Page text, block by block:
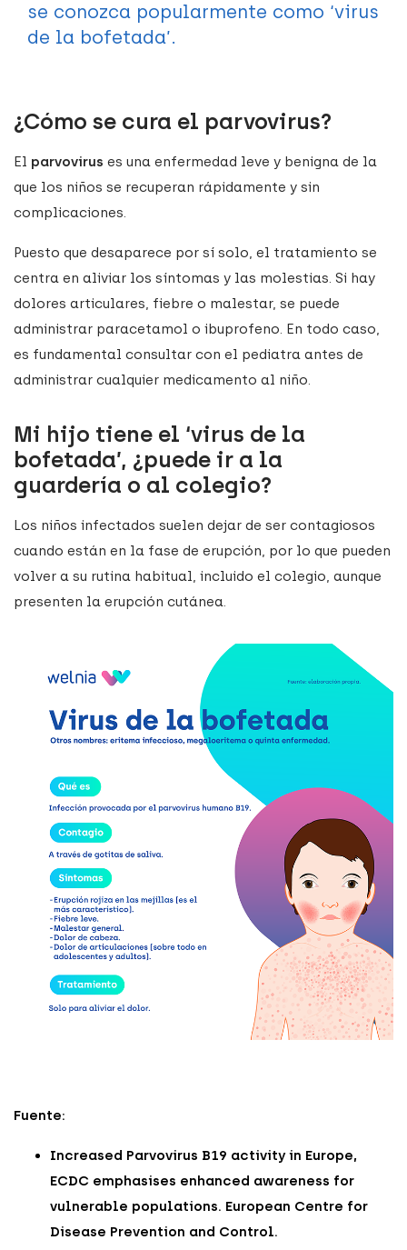
se conozca popularmente como ‘virus
de la bofetada’.
¿Cómo se cura el parvovirus?
El parvovirus es una enfermedad leve y benigna de la
que los niños se recuperan rápidamente y sin
complicaciones.
Puesto que desaparece por sí solo, el tratamiento se
centra en aliviar los síntomas y las molestias. Si hay
dolores articulares, fiebre o malestar, se puede
administrar paracetamol o ibuprofeno. En todo caso,
es fundamental consultar con el pediatra antes de
administrar cualquier medicamento al niño.
Mi hijo tiene el ‘virus de la
bofetada’, ¿puede ir a la
guardería o al colegio?
Los niños infectados suelen dejar de ser contagiosos
cuando están en la fase de erupción, por lo que pueden
volver a su rutina habitual, incluido el colegio, aunque
presenten la erupción cutánea.
Fuente:
Increased Parvovirus B19 activity in Europe,
ECDC emphasises enhanced awareness for
vulnerable populations. European Centre for
Disease Prevention and Control.